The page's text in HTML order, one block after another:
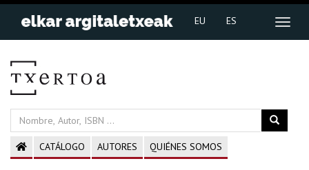
EU ES
CATÁLOGO AUTORES QUIÉNES SOMOS